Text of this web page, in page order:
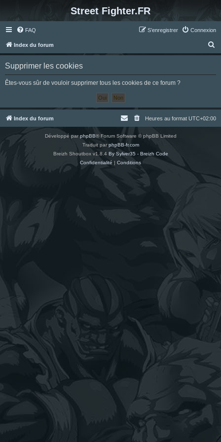
Street Fighter.FR
FAQ Connexion
S’enregistrer
Index du forum
e
h
Supprimer les cookies
Êtes-vous sûr de vouloir supprimer tous les cookies de ce forum ?
Index du forum Heures au format UTC+02:00
Développé parphpBB® Forum Software © phpBB Limited
Traduit parphpBB-fr.com
Breizh Shoutbox v1.8.4 By Sylver35 - Breizh Code
Confidentialité | Conditions